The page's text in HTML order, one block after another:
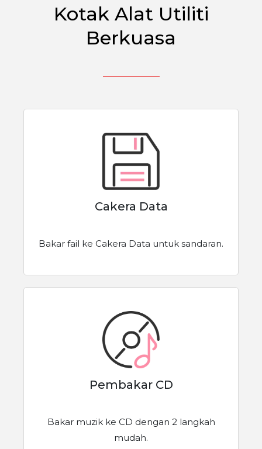
Kotak Alat Utiliti
Berkuasa
Cakera Data
Bakar fail ke Cakera Data untuk sandaran.
Pembakar CD
Bakar muzik ke CD dengan 2 langkah
mudah.